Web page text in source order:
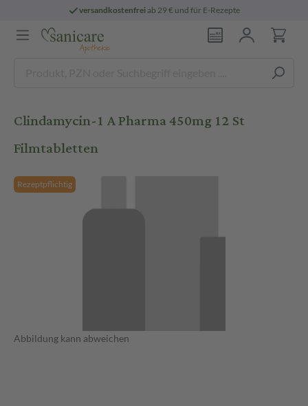
versandkostenfreiab 29 € und für E-Rezepte
Clindamycin-1 A Pharma 450mg 12 St
Filmtabletten
Rezeptpflichtig
Abbildung kann abweichen